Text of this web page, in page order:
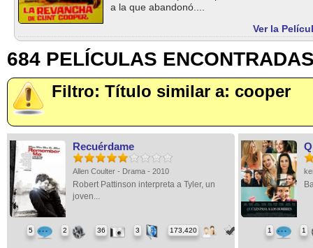
a la que abandonó....
Ver la
684 PELÍCULAS
Filtro: Título similar a: cooper
Recuérdame
Allen Coulter - Drama - 2010
Robert Pattinson interpreta a Tyler, un
joven...
5 2 36 3 173,420 1 1